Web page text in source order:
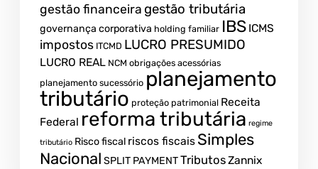
gestão financeira gestão tributária
governança corporativa holding familiar IBS ICMS
impostos ITCMD LUCRO PRESUMIDO
LUCRO REAL NCM obrigações acessórias
planejamento sucessório planejamento
tributário proteção patrimonial Receita
Federal reforma tributária regime
tributário Risco fiscal riscos fiscais Simples
Nacional SPLIT PAYMENTTributosZannix